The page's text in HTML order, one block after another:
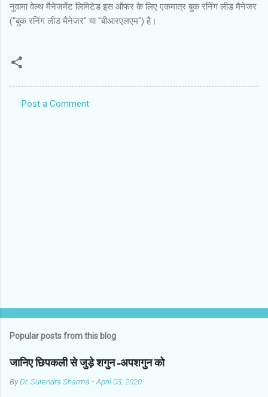
नुवामा वेल्थ मैनेजमेंट लिमिटेड इस ऑफर के लिए एकमात्र बुक रनिंग लीड मैनेजर
("बुक रनिंग लीड मैनेजर" या "बीआरएलएम") है।
Post a Comment
Popular posts from this blog
जानिए छिपकली से जुड़े शगुन-अपशगुन को
ByDr. Surendra Sharma -April 03, 2020